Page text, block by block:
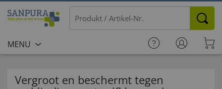
MENU
Vergroot en beschermt tegen